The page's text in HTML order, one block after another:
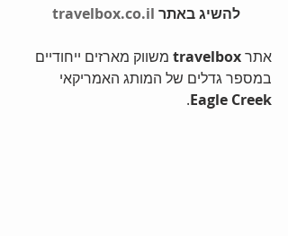
להשיג באתר travelbox.co.il
אתר travelbox משווק מארזים ייחודיים
במספר גדלים של המותג האמריקאי
Eagle Creek
.